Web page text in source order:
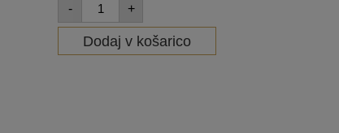
- +
Dodaj v košarico